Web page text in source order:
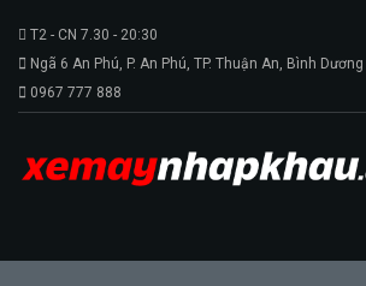
T2 - CN 7.30 - 20:30
Ngã 6 An Phú, P. An Phú, TP. Thuận An, Bình Dương
0967 777 888